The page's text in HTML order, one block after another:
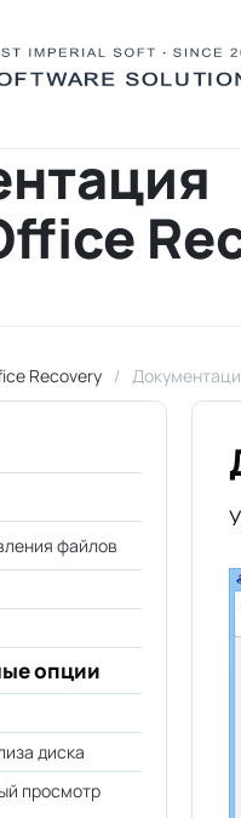
Recovery
файлов
опции
диска
просмотр